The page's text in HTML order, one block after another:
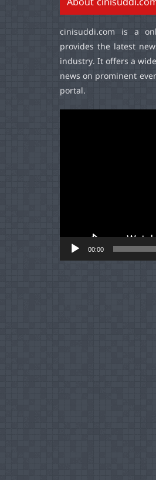
About
cinisuddi.com is a
provides the latest
industry. It offers a
news on prominent
portal.
00:00